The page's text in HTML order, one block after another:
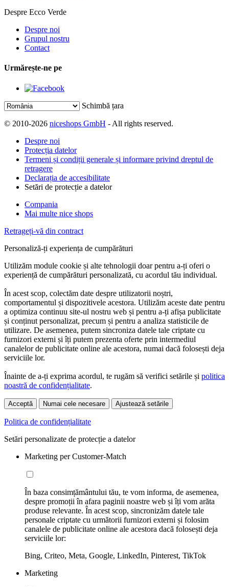
Despre Ecco Verde
Despre noi
Grupul nostru
Contact
Urmărește-ne pe
Schimbă țara
© 2010-2026 niceshops GmbH - All rights reserved.
Despre noi
Protecția datelor
Termeni și condiții generale și informare privind dreptul de
retragere
Declarația de accesibilitate
Setări de protecție a datelor
Compania
Mai multe nice shops
Retrageți-vă din contract
Personaliză-ți experiența de cumpărături
Utilizăm module cookie și alte tehnologii doar pentru a-ți oferi o
experiență de cumpărături personalizată, cu acordul tău individual.
În acest scop, colectăm date despre utilizatorii noștri,
comportamentul și dispozitivele acestora. Utilizăm aceste date pentru
a optimiza continuu site-ul nostru web și pentru a-ți afișa publicitate
și conținut personalizat, precum și pentru a analiza statisticile de
utilizare. De asemenea, putem sincroniza datele tale criptate cu
furnizori externi și îți putem prezenta oferte prin intermediul
canalelor de publicitate online ale acestora, numai dacă folosești deja
serviciile lor.
Înainte de a-ți exprima acordul, te rugăm să verifici setările și politica
noastră de confidențialitate.
Acceptă Numai cele necesare Ajustează setările
Politica de confidențialitate
Setări personalizate de protecție a datelor
Marketing per Customer-Match
În baza consimțământului tău, te vom informa, de asemenea,
despre promoții în afara paginii noastre web și îți vom arăta
produse relevante. În acest scop, sincronizăm datele tale
personale criptate cu următorii furnizori externi și folosim
canalele de publicitate online ale acestora dacă folosești deja
serviciile lor:
Bing, Criteo, Meta, Google, LinkedIn, Pinterest, TikTok
Marketing